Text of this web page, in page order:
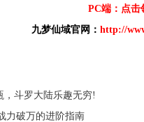
PC端：点击
九梦仙域官网： http://
，斗罗大陆乐趣无穷!
力破万的进阶指南